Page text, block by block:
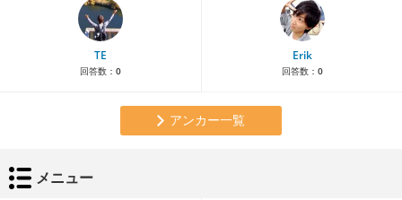
TE
回答数： 0
Erik
回答数： 0
アンカー一覧
メニュー